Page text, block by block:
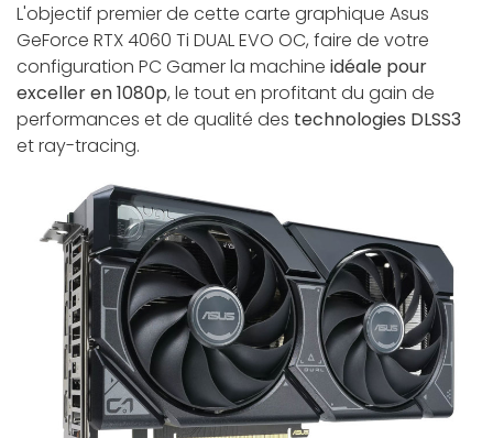
L'objectif premier de cette carte graphique Asus
GeForce RTX 4060 Ti DUAL EVO OC, faire de votre
configuration PC Gamer la machine idéale pour
exceller en 1080p, le tout en profitant du gain de
performances et de qualité des technologies DLSS3
et ray-tracing.